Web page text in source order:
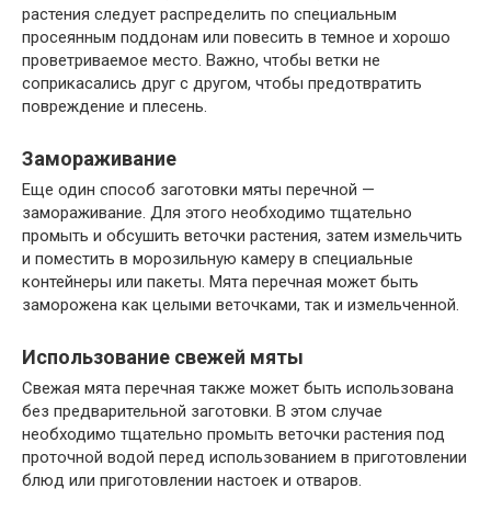
растения следует распределить по специальным
просеянным поддонам или повесить в темное и хорошо
проветриваемое место. Важно, чтобы ветки не
соприкасались друг с другом, чтобы предотвратить
повреждение и плесень.
Замораживание
Еще один способ заготовки мяты перечной —
замораживание. Для этого необходимо тщательно
промыть и обсушить веточки растения, затем измельчить
и поместить в морозильную камеру в специальные
контейнеры или пакеты. Мята перечная может быть
заморожена как целыми веточками, так и измельченной.
Использование свежей мяты
Свежая мята перечная также может быть использована
без предварительной заготовки. В этом случае
необходимо тщательно промыть веточки растения под
проточной водой перед использованием в приготовлении
блюд или приготовлении настоек и отваров.